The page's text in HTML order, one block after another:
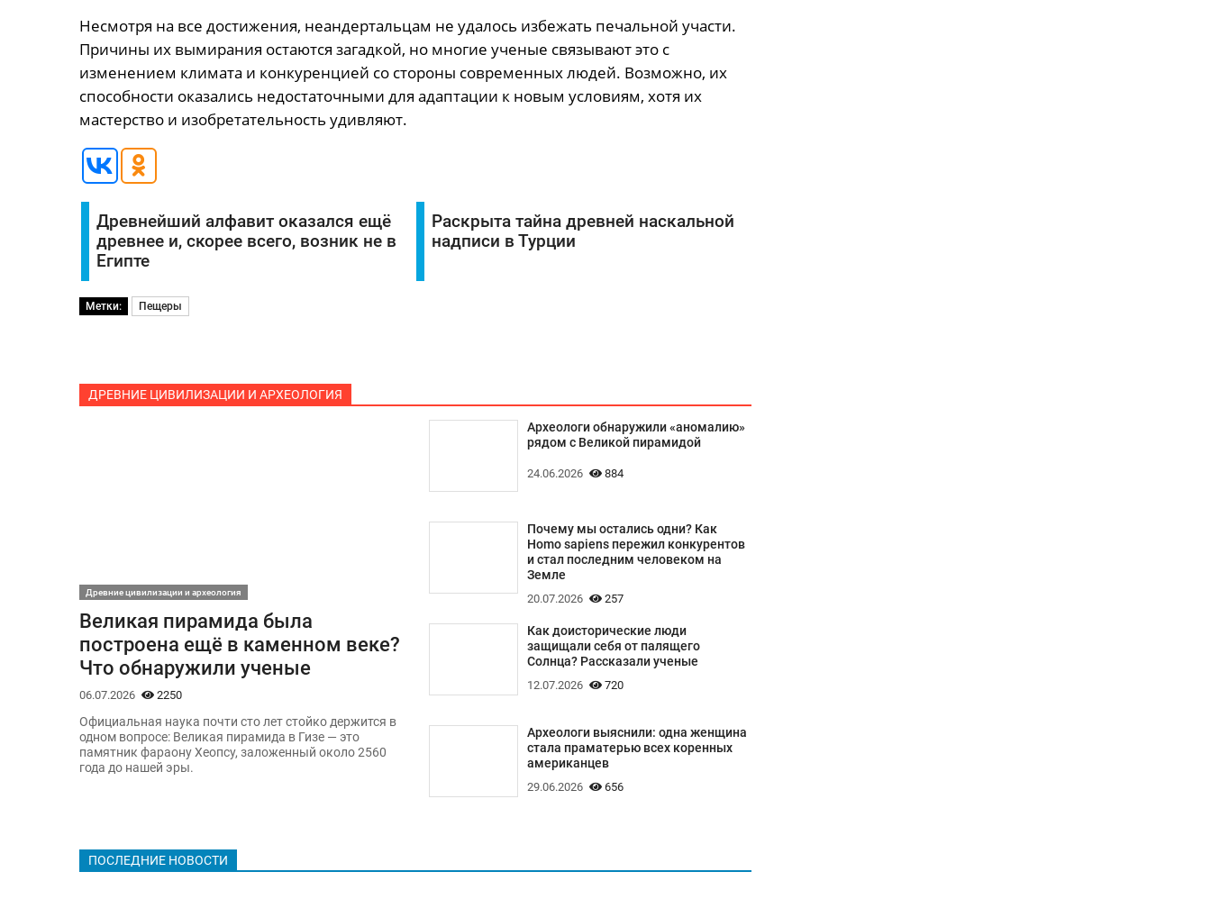
Несмотря на все достижения, неандертальцам не удалось избежать печальной участи.
Причины их вымирания остаются загадкой, но многие ученые связывают это с
изменением климата и конкуренцией со стороны современных людей. Возможно, их
способности оказались недостаточными для адаптации к новым условиям, хотя их
мастерство и изобретательность удивляют.
Древнейший алфавит оказался ещё
древнее и, скорее всего, возник не в
Египте
Раскрыта тайна древней наскальной
надписи в Турции
Метки: Пещеры
ДРЕВНИЕ ЦИВИЛИЗАЦИИ И АРХЕОЛОГИЯ
Древние цивилизации и археология
Великая пирамида была
построена ещё в каменном веке?
Что обнаружили ученые
06.07.2026 2250
Официальная наука почти сто лет стойко держится в
одном вопросе: Великая пирамида в Гизе — это
памятник фараону Хеопсу, заложенный около 2560
года до нашей эры.
Археологи обнаружили «аномалию»
рядом с Великой пирамидой
24.06.2026 884
Почему мы остались одни? Как
Homo sapiens пережил конкурентов
и стал последним человеком на
Земле
20.07.2026 257
Как доисторические люди
защищали себя от палящего
Солнца? Рассказали ученые
12.07.2026 720
Археологи выяснили: одна женщина
стала праматерью всех коренных
американцев
29.06.2026 656
ПОСЛЕДНИЕ НОВОСТИ